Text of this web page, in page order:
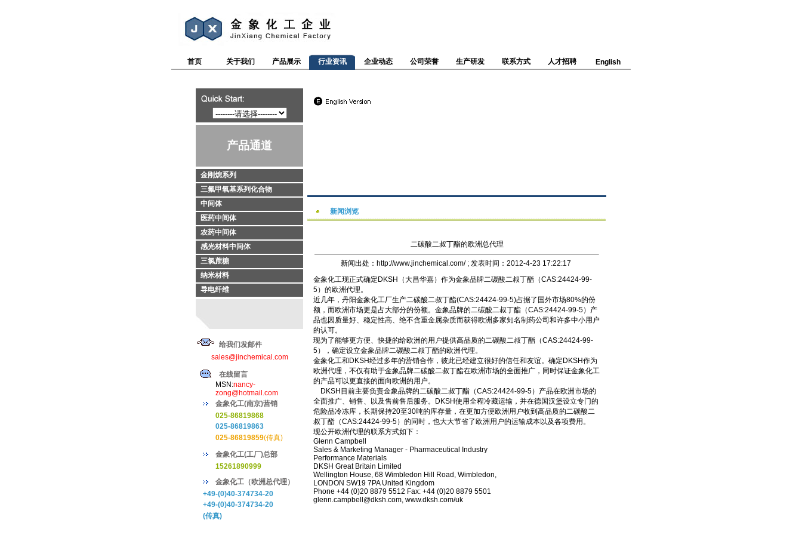
首页 关于我们 产品展示 行业资讯 企业动态 公司荣誉 生产研发 联系方式 人才招聘 English
产品通道
金刚烷系列
三氟甲氧基系列化合物
中间体
医药中间体
农药中间体
感光材料中间体
三氯蔗糖
纳米材料
导电纤维
给我们发邮件
sales@jinchemical.com
在线留言
MSN:nancy-
zong@hotmail.com
金象化工(南京)营销
025-86819868
025-86819863
025-86819859(传真)
金象化工(工厂)总部
15261890999
金象化工（欧洲总代理）
+49-(0)40-374734-20
+49-(0)40-374734-20
(传真)
新闻浏览
二碳酸二叔丁酯的欧洲总代理
新闻出处：http://www.jinchemical.com/ ; 发表时间：2012-4-23 17:22:17
金象化工现正式确定DKSH（大昌华嘉）作为金象品牌二碳酸二叔丁酯（CAS:24424-99-
5）的欧洲代理。
近几年，丹阳金象化工厂生产二碳酸二叔丁酯(CAS:24424-99-5)占据了国外市场80%的份
额，而欧洲市场更是占大部分的份额。金象品牌的二碳酸二叔丁酯（CAS:24424-99-5）产
品也因质量好、稳定性高、绝不含重金属杂质而获得欧洲多家知名制药公司和许多中小用户
的认可。
现为了能够更方便、快捷的给欧洲的用户提供高品质的二碳酸二叔丁酯（CAS:24424-99-
5），确定设立金象品牌二碳酸二叔丁酯的欧洲代理。
金象化工和DKSH经过多年的营销合作，彼此已经建立很好的信任和友谊。确定DKSH作为
欧洲代理，不仅有助于金象品牌二碳酸二叔丁酯在欧洲市场的全面推广，同时保证金象化工
的产品可以更直接的面向欧洲的用户。
DKSH目前主要负责金象品牌的二碳酸二叔丁酯（CAS:24424-99-5）产品在欧洲市场的
全面推广、销售、以及售前售后服务。DKSH使用全程冷藏运输，并在德国汉堡设立专门的
危险品冷冻库，长期保持20至30吨的库存量，在更加方便欧洲用户收到高品质的二碳酸二
叔丁酯（CAS:24424-99-5）的同时，也大大节省了欧洲用户的运输成本以及各项费用。
现公开欧洲代理的联系方式如下：
Glenn Campbell
Sales & Marketing Manager - Pharmaceutical Industry
Performance Materials
DKSH Great Britain Limited
Wellington House, 68 Wimbledon Hill Road, Wimbledon,
LONDON SW19 7PA United Kingdom
Phone +44 (0)20 8879 5512 Fax: +44 (0)20 8879 5501
glenn.campbell@dksh.com, www.dksh.com/uk